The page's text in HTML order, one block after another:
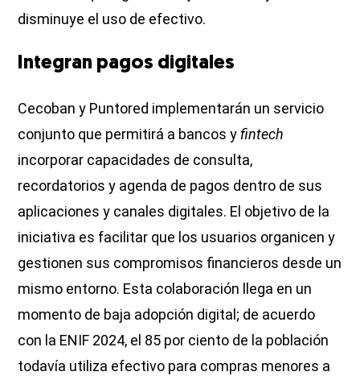
disminuye el uso de efectivo.
Integran pagos digitales
Cecoban y Puntored implementarán un servicio
conjunto que permitirá a bancos y fintech
incorporar capacidades de consulta,
recordatorios y agenda de pagos dentro de sus
aplicaciones y canales digitales. El objetivo de la
iniciativa es facilitar que los usuarios organicen y
gestionen sus compromisos financieros desde un
mismo entorno. Esta colaboración llega en un
momento de baja adopción digital; de acuerdo
con la ENIF 2024, el 85 por ciento de la población
todavía utiliza efectivo para compras menores a